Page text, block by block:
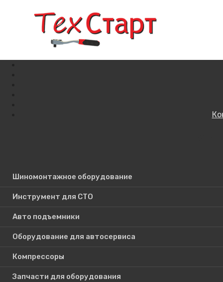
Шиномонтажное оборудование
Инструмент для СТО
Авто подъемники
Оборудование для автосервиса
Компрессоры
Запчасти для оборудования
Поиск по сайту
Каталог